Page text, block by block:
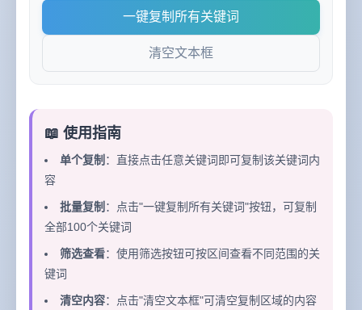
一键复制所有关键词
清空文本框
📖 使用指南
单个复制 ：直接点击任意关键词即可复制该关键词内
容
批量复制 ：点击"一键复制所有关键词"按钮，可复制
全部100个关键词
筛选查看：使用筛选按钮可按区间查看不同范围的关
键词
清空内容：点击"清空文本框"可清空复制区域的内容